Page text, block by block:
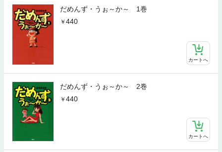
だめんず・うぉ～か～ 1巻
440
カートへ
だめんず・うぉ～か～ 2巻
440
カートへ